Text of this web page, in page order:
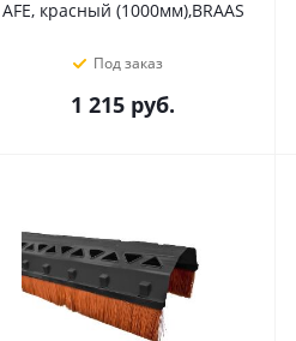
AFE, красный (1000мм),BRAAS
Под заказ
1 215 руб.